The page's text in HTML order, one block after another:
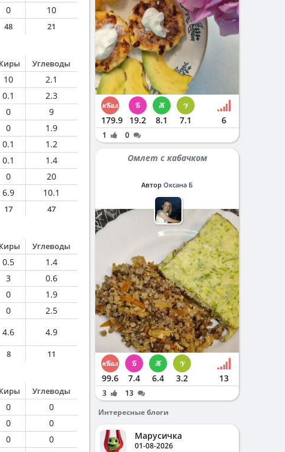
0
10
48 21
Углеводы
10
2.1
0.1
2.3
0
9
0
1.9
0.1
1.2
0.1
1.4
0
20
6.9
10.1
17 47
Углеводы
0.5
1.4
3
0.6
0
1.9
0
2.5
4.6
4.9
8 11
Углеводы
0
0
0
0
0
0
179.9 19.2 8.1 7.1 6
1 0
Омлет с кабачком
Автор Оксана Б
99.6 7.4 6.4 3.2 13
3
13
Интересные блоги
Марусичка
01-08-2026